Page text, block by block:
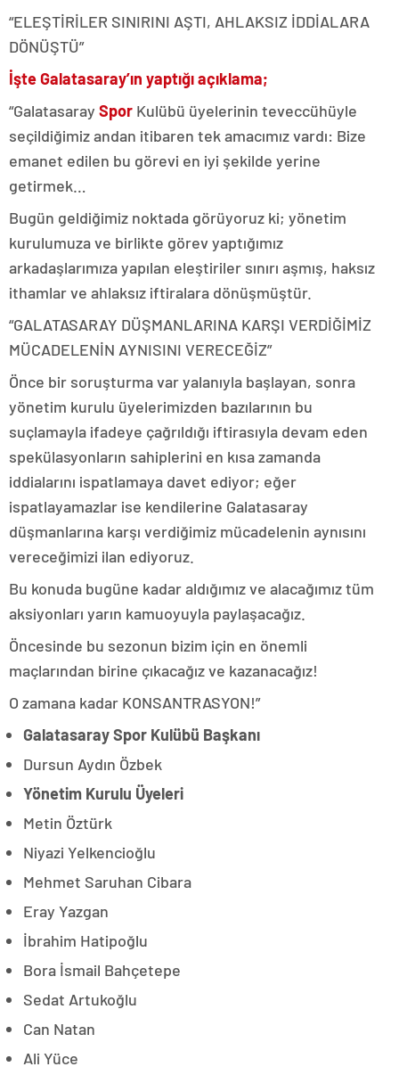
“ELEŞTİRİLER SINIRINI AŞTI, AHLAKSIZ İDDİALARA
DÖNÜŞTÜ”
İşte Galatasaray’ın yaptığı açıklama;
“Galatasaray Spor Kulübü üyelerinin teveccühüyle
seçildiğimiz andan itibaren tek amacımız vardı: Bize
emanet edilen bu görevi en iyi şekilde yerine
getirmek…
Bugün geldiğimiz noktada görüyoruz ki; yönetim
kurulumuza ve birlikte görev yaptığımız
arkadaşlarımıza yapılan eleştiriler sınırı aşmış, haksız
ithamlar ve ahlaksız iftiralara dönüşmüştür.
“GALATASARAY DÜŞMANLARINA KARŞI VERDİĞİMİZ
MÜCADELENİN AYNISINI VERECEĞİZ”
Önce bir soruşturma var yalanıyla başlayan, sonra
yönetim kurulu üyelerimizden bazılarının bu
suçlamayla ifadeye çağrıldığı iftirasıyla devam eden
spekülasyonların sahiplerini en kısa zamanda
iddialarını ispatlamaya davet ediyor; eğer
ispatlayamazlar ise kendilerine Galatasaray
düşmanlarına karşı verdiğimiz mücadelenin aynısını
vereceğimizi ilan ediyoruz.
Bu konuda bugüne kadar aldığımız ve alacağımız tüm
aksiyonları yarın kamuoyuyla paylaşacağız.
Öncesinde bu sezonun bizim için en önemli
maçlarından birine çıkacağız ve kazanacağız!
O zamana kadar KONSANTRASYON!”
Galatasaray Spor Kulübü Başkanı
Dursun Aydın Özbek
Yönetim Kurulu Üyeleri
Metin Öztürk
Niyazi Yelkencioğlu
Mehmet Saruhan Cibara
Eray Yazgan
İbrahim Hatipoğlu
Bora İsmail Bahçetepe
Sedat Artukoğlu
Can Natan
Ali Yüce